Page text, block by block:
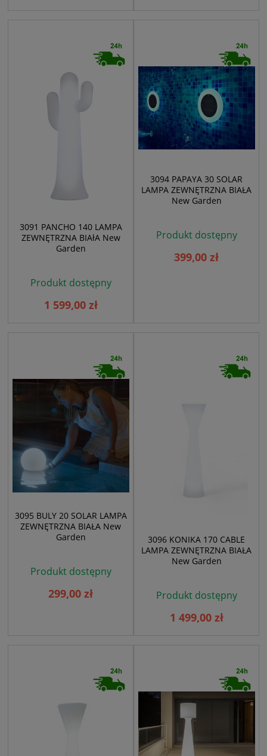
3091 PANCHO 140 LAMPA
ZEWNĘTRZNA BIAłA New
Garden
Produkt dostępny
1 599,00 zł
3094 PAPAYA 30 SOLAR
LAMPA ZEWNĘTRZNA BIAŁA
New Garden
Produkt dostępny
399,00 zł
3095 BULY 20 SOLAR LAMPA
ZEWNĘTRZNA BIAŁA New
Garden
Produkt dostępny
299,00 zł
3096 KONIKA 170 CABLE
LAMPA ZEWNĘTRZNA BIAŁA
New Garden
Produkt dostępny
1 499,00 zł